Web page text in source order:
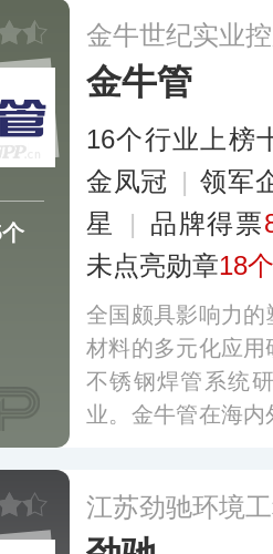
下伟星管、伟星采
LE咖乐等多个产
更多
金牛世纪实业
金牛管
16个行业上榜
金凤冠 | 领军
星
| 品牌得票
未点亮勋章18个
全国颇具影响力
材料的多元化应
不锈钢焊管系统
业。金牛管在海
体系及
三体系认证，并
江苏劲驰环境